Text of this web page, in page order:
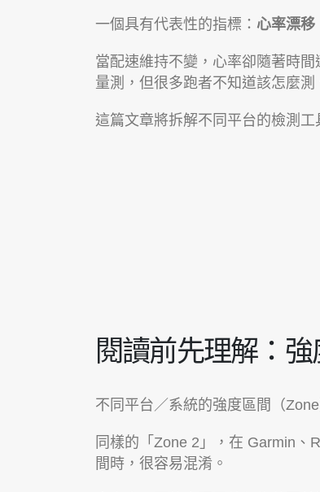
一個具有代表性的指標： 心率漂移
當配速維持不變，心率卻隨著時
量測，但很多跑者不知道該怎麼
這篇文章將拆解不同平台的檢測
閱讀前先理解：
不同平台／系統的強度區間（
同樣的「Zone 2」，在 Garmin
間時，很容易混淆。